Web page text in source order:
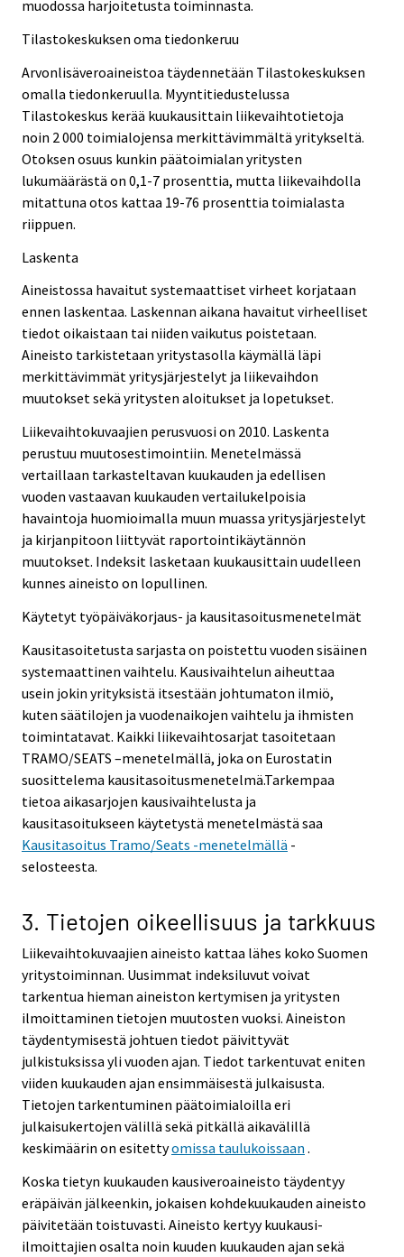
muodossa harjoitetusta toiminnasta.
Tilastokeskuksen oma tiedonkeruu
Arvonlisäveroaineistoa täydennetään Tilastokeskuksen
omalla tiedonkeruulla. Myyntitiedustelussa
Tilastokeskus kerää kuukausittain liikevaihtotietoja
noin 2 000 toimialojensa merkittävimmältä yritykseltä.
Otoksen osuus kunkin päätoimialan yritysten
lukumäärästä on 0,1-7 prosenttia, mutta liikevaihdolla
mitattuna otos kattaa 19-76 prosenttia toimialasta
riippuen.
Laskenta
Aineistossa havaitut systemaattiset virheet korjataan
ennen laskentaa. Laskennan aikana havaitut virheelliset
tiedot oikaistaan tai niiden vaikutus poistetaan.
Aineisto tarkistetaan yritystasolla käymällä läpi
merkittävimmät yritysjärjestelyt ja liikevaihdon
muutokset sekä yritysten aloitukset ja lopetukset.
Liikevaihtokuvaajien perusvuosi on 2010. Laskenta
perustuu muutosestimointiin. Menetelmässä
vertaillaan tarkasteltavan kuukauden ja edellisen
vuoden vastaavan kuukauden vertailukelpoisia
havaintoja huomioimalla muun muassa yritysjärjestelyt
ja kirjanpitoon liittyvät raportointikäytännön
muutokset. Indeksit lasketaan kuukausittain uudelleen
kunnes aineisto on lopullinen.
Käytetyt työpäiväkorjaus- ja kausitasoitusmenetelmät
Kausitasoitetusta sarjasta on poistettu vuoden sisäinen
systemaattinen vaihtelu. Kausivaihtelun aiheuttaa
usein jokin yrityksistä itsestään johtumaton ilmiö,
kuten säätilojen ja vuodenaikojen vaihtelu ja ihmisten
toimintatavat. Kaikki liikevaihtosarjat tasoitetaan
TRAMO/SEATS –menetelmällä, joka on Eurostatin
suosittelema kausitasoitusmenetelmä.Tarkempaa
tietoa aikasarjojen kausivaihtelusta ja
kausitasoitukseen käytetystä menetelmästä saa
Kausitasoitus Tramo/Seats -menetelmällä -
selosteesta.
3. Tietojen oikeellisuus ja tarkkuus
Liikevaihtokuvaajien aineisto kattaa lähes koko Suomen
yritystoiminnan. Uusimmat indeksiluvut voivat
tarkentua hieman aineiston kertymisen ja yritysten
ilmoittaminen tietojen muutosten vuoksi. Aineiston
täydentymisestä johtuen tiedot päivittyvät
julkistuksissa yli vuoden ajan. Tiedot tarkentuvat eniten
viiden kuukauden ajan ensimmäisestä julkaisusta.
Tietojen tarkentuminen päätoimialoilla eri
julkaisukertojen välillä sekä pitkällä aikavälillä
keskimäärin on esitettyomissa taulukoissaan .
Koska tietyn kuukauden kausiveroaineisto täydentyy
eräpäivän jälkeenkin, jokaisen kohdekuukauden aineisto
päivitetään toistuvasti. Aineisto kertyy kuukausi-
ilmoittajien osalta noin kuuden kuukauden ajan sekä